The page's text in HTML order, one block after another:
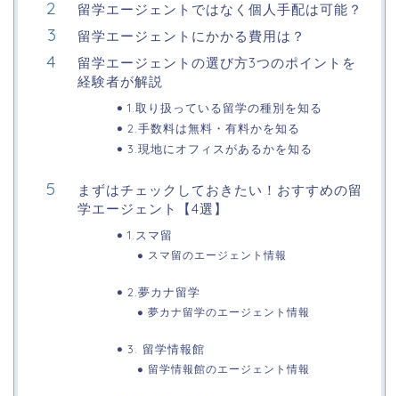
留学エージェントではなく個人手配は可能？
留学エージェントにかかる費用は？
留学エージェントの選び方3つのポイントを
経験者が解説
1.取り扱っている留学の種別を知る
2.手数料は無料・有料かを知る
3.現地にオフィスがあるかを知る
まずはチェックしておきたい！おすすめの留
学エージェント【4選】
1.スマ留
スマ留のエージェント情報
2.夢カナ留学
夢カナ留学のエージェント情報
3. 留学情報館
留学情報館のエージェント情報